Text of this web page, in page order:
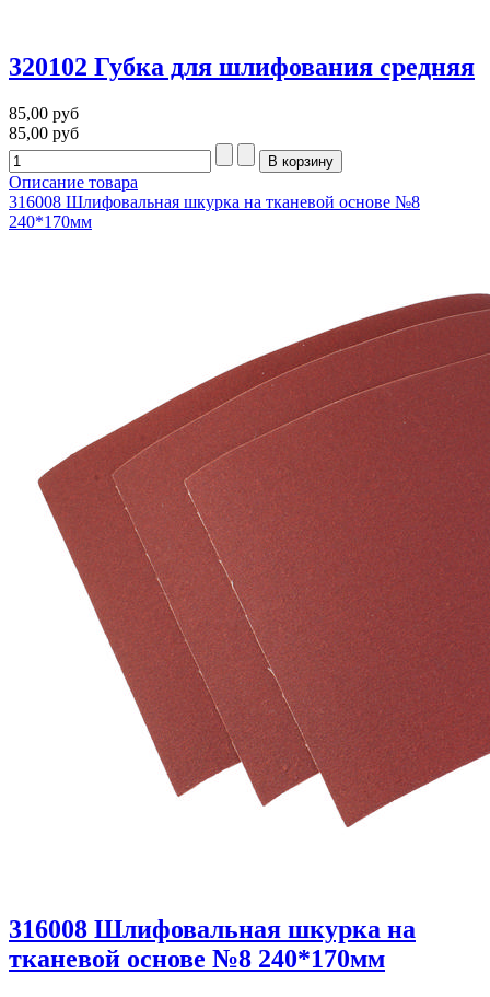
320102 Губка для шлифования средняя
85,00 руб
85,00 руб
Описание товара
316008 Шлифовальная шкурка на тканевой основе №8
240*170мм
316008 Шлифовальная шкурка на
тканевой основе №8 240*170мм